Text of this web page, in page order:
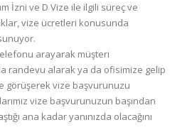
İzni ve D Vize ile ilgili süreç ve
vize ücretleri konusunda
arayarak müşteri
randevu alarak ya da ofisimize gelip
görüşerek vize başvurunuzu
vize başvurunuzun başından
ana kadar yanınızda olacağını